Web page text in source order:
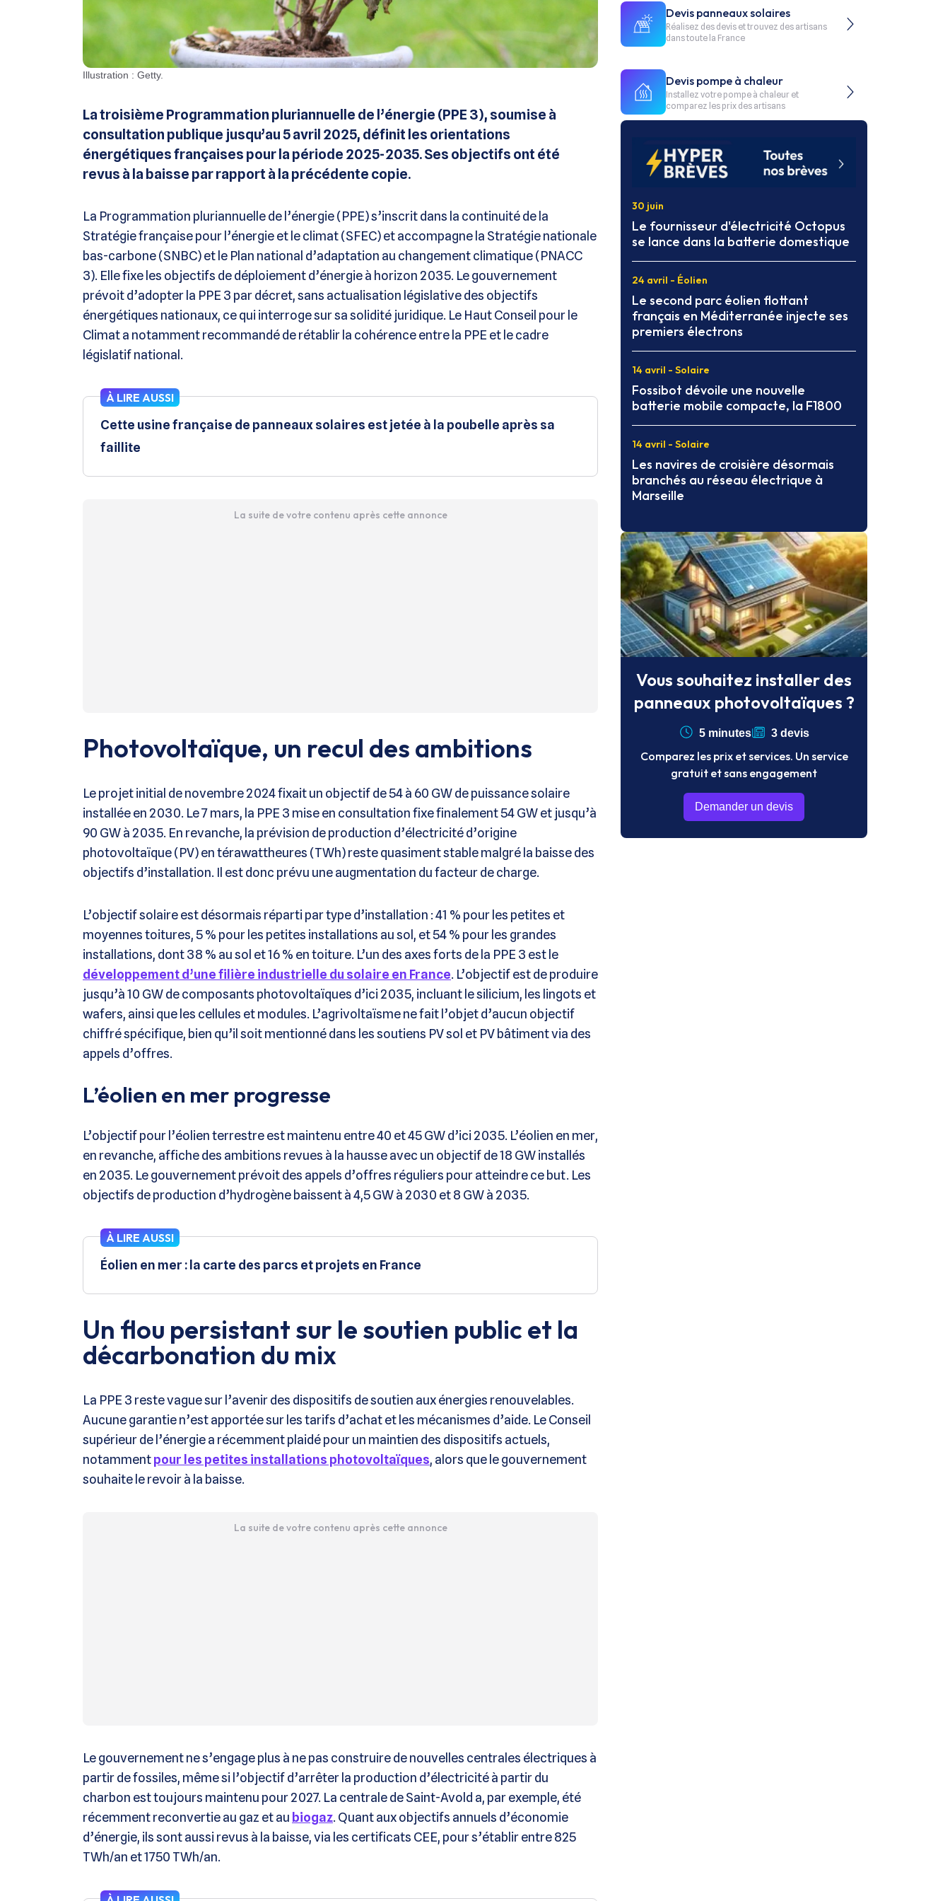
Illustration : Getty.
La troisième Programmation pluriannuelle de l’énergie (PPE 3), soumise à
consultation publique jusqu’au 5 avril 2025, définit les orientations
énergétiques françaises pour la période 2025-2035. Ses objectifs ont été
revus à la baisse par rapport à la précédente copie.
La Programmation pluriannuelle de l’énergie (PPE) s’inscrit dans la continuité de la
Stratégie française pour l’énergie et le climat (SFEC) et accompagne la Stratégie nationale
bas-carbone (SNBC) et le Plan national d’adaptation au changement climatique (PNACC
3). Elle fixe les objectifs de déploiement d’énergie à horizon 2035. Le gouvernement
prévoit d’adopter la PPE 3 par décret, sans actualisation législative des objectifs
énergétiques nationaux, ce qui interroge sur sa solidité juridique. Le Haut Conseil pour le
Climat a notamment recommandé de rétablir la cohérence entre la PPE et le cadre
législatif national.
À LIRE AUSSI
Cette usine française de panneaux solaires est jetée à la poubelle après sa
faillite
La suite de votre contenu après cette annonce
Photovoltaïque, un recul des ambitions
Le projet initial de novembre 2024 fixait un objectif de 54 à 60 GW de puissance solaire
installée en 2030. Le 7 mars, la PPE 3 mise en consultation fixe finalement 54 GW et jusqu’à
90 GW à 2035. En revanche, la prévision de production d’électricité d’origine
photovoltaïque (PV) en térawattheures (TWh) reste quasiment stable malgré la baisse des
objectifs d’installation. Il est donc prévu une augmentation du facteur de charge.
L’objectif solaire est désormais réparti par type d’installation : 41 % pour les petites et
moyennes toitures, 5 % pour les petites installations au sol, et 54 % pour les grandes
installations, dont 38 % au sol et 16 % en toiture. L’un des axes forts de la PPE 3 est le
développement d’une filière industrielle du solaire en France. L’objectif est de produire
jusqu’à 10 GW de composants photovoltaïques d’ici 2035, incluant le silicium, les lingots et
wafers, ainsi que les cellules et modules. L’agrivoltaïsme ne fait l’objet d’aucun objectif
chiffré spécifique, bien qu’il soit mentionné dans les soutiens PV sol et PV bâtiment via des
appels d’offres.
L’éolien en mer progresse
L’objectif pour l’éolien terrestre est maintenu entre 40 et 45 GW d’ici 2035. L’éolien en mer,
en revanche, affiche des ambitions revues à la hausse avec un objectif de 18 GW installés
en 2035. Le gouvernement prévoit des appels d’offres réguliers pour atteindre ce but. Les
objectifs de production d’hydrogène baissent à 4,5 GW à 2030 et 8 GW à 2035.
À LIRE AUSSI
Éolien en mer : la carte des parcs et projets en France
Un flou persistant sur le soutien public et la
décarbonation du mix
La PPE 3 reste vague sur l’avenir des dispositifs de soutien aux énergies renouvelables.
Aucune garantie n’est apportée sur les tarifs d’achat et les mécanismes d’aide. Le Conseil
supérieur de l’énergie a récemment plaidé pour un maintien des dispositifs actuels,
notammentpour les petites installations photovoltaïques, alors que le gouvernement
souhaite le revoir à la baisse.
La suite de votre contenu après cette annonce
Le gouvernement ne s’engage plus à ne pas construire de nouvelles centrales électriques à
partir de fossiles, même si l’objectif d’arrêter la production d’électricité à partir du
charbon est toujours maintenu pour 2027. La centrale de Saint-Avold a, par exemple, été
récemment reconvertie au gaz et au biogaz. Quant aux objectifs annuels d’économie
d’énergie, ils sont aussi revus à la baisse, via les certificats CEE, pour s’établir entre 825
TWh/an et 1750 TWh/an.
Devis panneaux solaires
Réalisez des devis et trouvez des artisans
dans toute la France
Devis pompe à chaleur
Installez votre pompe à chaleur et
comparez les prix des artisans
30 juin
Le fournisseur d'électricité Octopus
se lance dans la batterie domestique
24 avril - Éolien
Le second parc éolien flottant
français en Méditerranée injecte ses
premiers électrons
14 avril - Solaire
Fossibot dévoile une nouvelle
batterie mobile compacte, la F1800
14 avril - Solaire
Les navires de croisière désormais
branchés au réseau électrique à
Marseille
Vous souhaitez installer des
panneaux photovoltaïques ?
5 minutes 3 devis
Comparez les prix et services. Un service
gratuit et sans engagement
Demander un devis